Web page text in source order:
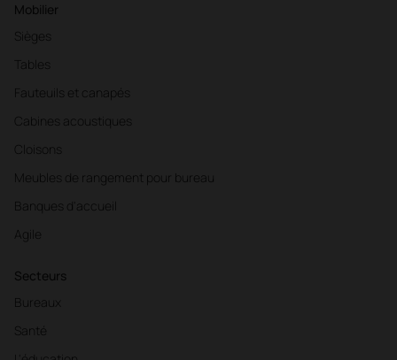
Mobilier
Sièges
Tables
Fauteuils et canapés
Cabines acoustiques
Cloisons
Meubles de rangement pour bureau
Banques d'accueil
Agile
Secteurs
Bureaux
Santé